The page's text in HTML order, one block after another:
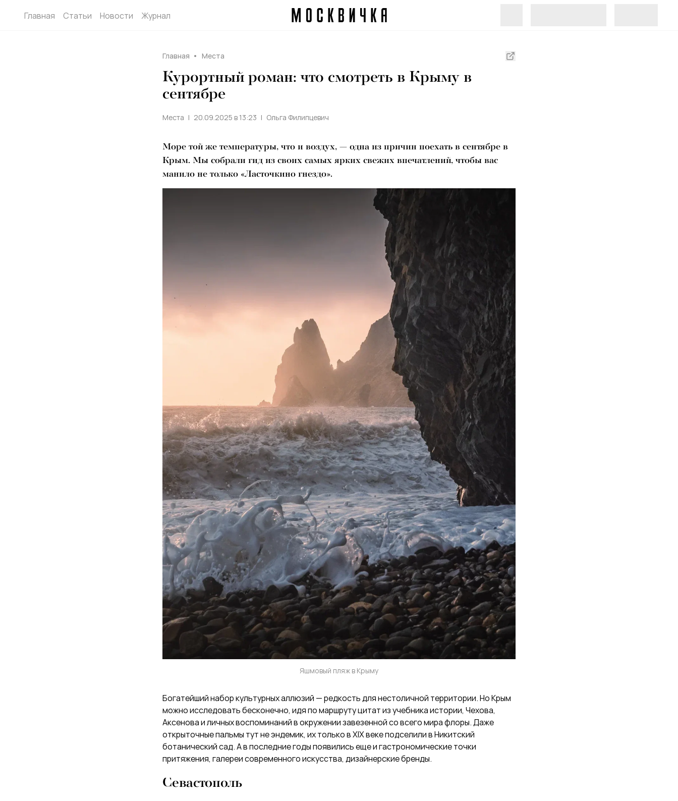
Главная Статьи Новости Журнал
Главная Места
Курортный роман: что смотреть в Крыму в
сентябре
Места 20.09.2025 в 13:23 Ольга Филипцевич
Море той же температуры, что и воздух, — одна из причин поехать в сентябре в
Крым. Мы собрали гид из своих самых ярких свежих впечатлений, чтобы вас
манило не только «Ласточкино гнездо».
Яшмовый пляж в Крыму
Богатейший набор культурных аллюзий — редкость для нестоличной территории. Но Крым
можно исследовать бесконечно, идя по маршруту цитат из учебника истории, Чехова,
Аксенова и личных воспоминаний в окружении завезенной со всего мира флоры. Даже
открыточные пальмы тут не эндемик, их только в XIX веке подселили в Никитский
ботанический сад. А в последние годы появились еще и гастрономические точки
притяжения, галереи современного искусства, дизайнерские бренды.
Севастополь